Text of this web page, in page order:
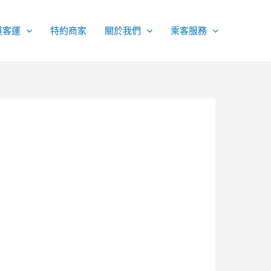
運 特約商家 關於我們 乘客服務